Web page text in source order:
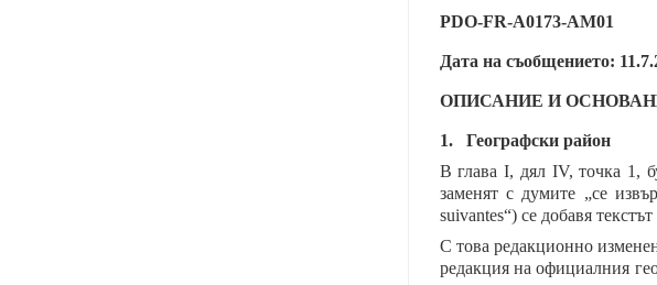
PDO-FR-A0173-AM01
Дата на съобщението:
ОПИСАНИЕ И
1. Географски район
В глава I, дял IV, точка 1,
заменят с думите „се
suivantes“) се добавя
С това редакционно
редакция на официалния